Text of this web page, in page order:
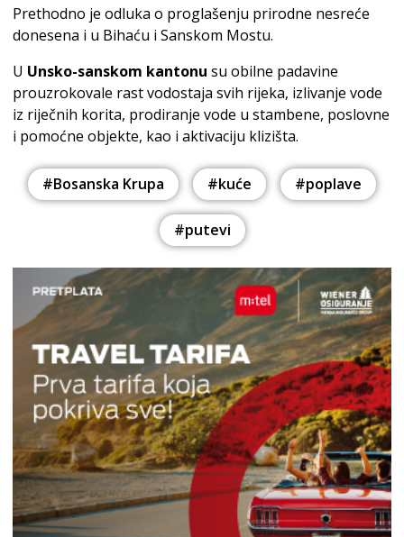
Prethodno je odluka o proglašenju prirodne nesreće
donesena i u Bihaću i Sanskom Mostu.
U Unsko-sanskom kantonu su obilne padavine
prouzrokovale rast vodostaja svih rijeka, izlivanje vode
iz riječnih korita, prodiranje vode u stambene, poslovne
i pomoćne objekte, kao i aktivaciju klizišta.
#Bosanska Krupa #kuće #poplave
#putevi